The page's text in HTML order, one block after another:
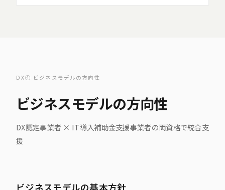
DX④ ビジネスモデルの方向性
ビジネスモデルの方向性
DX認定事業者 × IT導入補助金支援事業者の両資格で統合支
援
ビジネスモデルの基本方針